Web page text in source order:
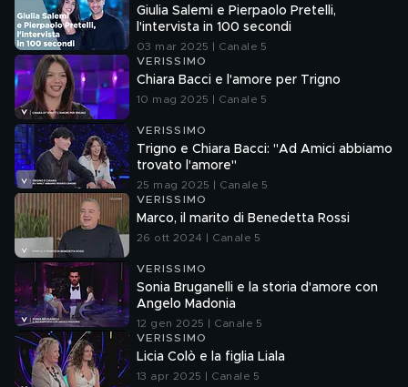
Giulia Salemi e Pierpaolo Pretelli,
l'intervista in 100 secondi
03 mar 2025 | Canale 5
VERISSIMO
Chiara Bacci e l'amore per Trigno
10 mag 2025 | Canale 5
VERISSIMO
Trigno e Chiara Bacci: "Ad Amici abbiamo
trovato l'amore"
25 mag 2025 | Canale 5
VERISSIMO
Marco, il marito di Benedetta Rossi
26 ott 2024 | Canale 5
VERISSIMO
Sonia Bruganelli e la storia d'amore con
Angelo Madonia
12 gen 2025 | Canale 5
VERISSIMO
Licia Colò e la figlia Liala
13 apr 2025 | Canale 5